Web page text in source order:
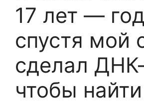
17 лет —
спустя мой
сделал
чтобы найти